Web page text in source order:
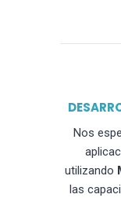
Nos
utilizando
las